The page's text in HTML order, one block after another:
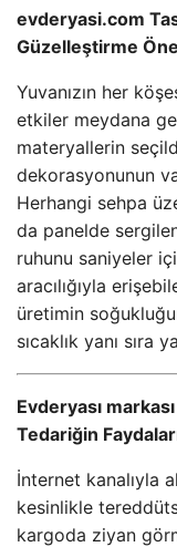
evderyasi.com
Güzelleştirme
Yuvanızın her
etkiler meydana
materyallerin
dekorasyonunun
Herhangi sehpa
da panelde
ruhunu saniyeler
aracılığıyla
üretimin
sıcaklık yanı sıra
Evderyası
Tedariğin
İnternet kanalıyla
kesinlikle
kargoda ziyan